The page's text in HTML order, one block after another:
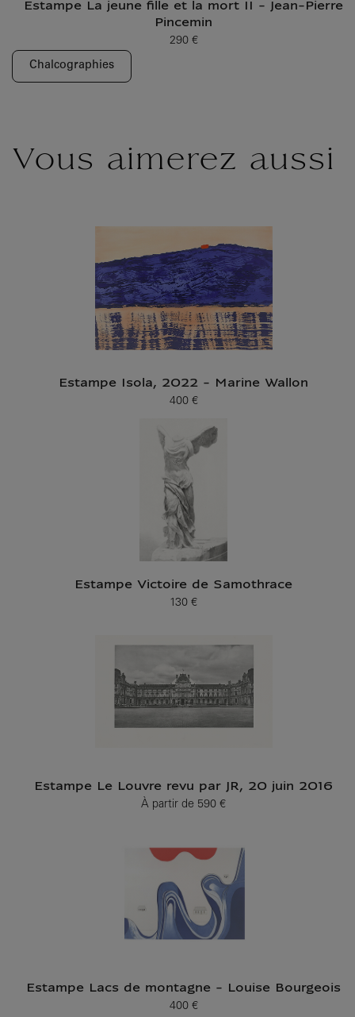
Estampe La jeune fille et la mort II - Jean-Pierre
Pincemin
Prix ​​actuel
290 €
Chalcographies
Vous aimerez aussi
Estampe Isola, 2022 - Marine Wallon
Prix ​​actuel
400 €
Estampe Victoire de Samothrace
Prix ​​actuel
130 €
Estampe Le Louvre revu par JR, 20 juin 2016
À partir dePrix ​​actuel
590 €
Estampe Lacs de montagne - Louise Bourgeois
Prix ​​actuel
400 €